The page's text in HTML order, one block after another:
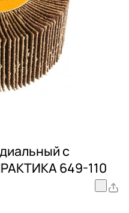
с
649-110